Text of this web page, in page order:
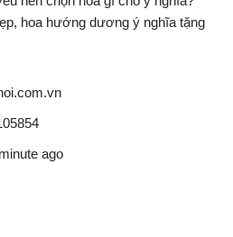
hoa hướng dương ý nghĩa tặng
ago